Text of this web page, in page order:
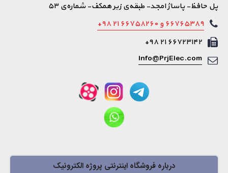
پل حافظ- پاساژ امجد- طبقه‌ی زیر همکف- شماره‌ی ۵۳
۶۶۷۶۵۳۸۹ و ۶۶۷۵۸۲۶۰ ۲۱ ۹۸+
۶۶۷۲۳۱۴۲ ۲۱ ۹۸+
Info@PrjElec.com
درباره فروشگاه اینترنتی پروژه الکترونیک